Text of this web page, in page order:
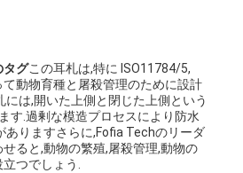
タグこの耳札は,特に ISO11784/5,
て動物育種と屠殺管理のために設計
には,開いた上側と閉じた上側という
す.過剰な模造プロセスにより防水
ありますさらに,Fofia Techのリーダ
ると,動物の繁殖,屠殺管理,動物の
つでしょう.